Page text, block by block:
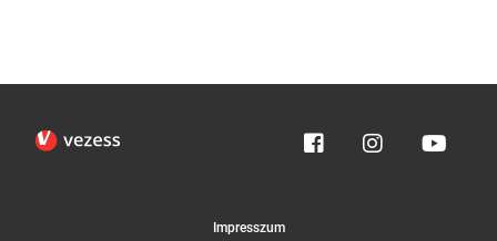
Impresszum